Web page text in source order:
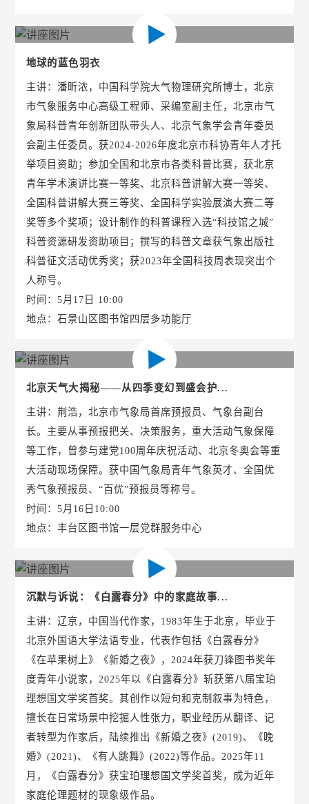
地球的蓝色羽衣
主讲：潘昕浓，中国科学院大气物理研究所博士，北京
市气象服务中心高级工程师、采编室副主任，北京市气
象局科普青年创新团队带头人、北京气象学会青年委员
会副主任委员。获2024-2026年度北京市科协青年人才托
举项目资助；参加全国和北京市各类科普比赛，获北京
青年学术演讲比赛一等奖、北京科普讲解大赛一等奖、
全国科普讲解大赛三等奖、全国科学实验展演大赛二等
奖等多个奖项；设计制作的科普课程入选“科技馆之城”
科普资源研发资助项目；撰写的科普文章获气象出版社
科普征文活动优秀奖；获2023年全国科技周表现突出个
人称号。
时间：5月17日 10:00
地点：石景山区图书馆四层多功能厅
北京天气大揭秘——从四季变幻到盛会护...
主讲：荆浩，北京市气象局首席预报员、气象台副台
长。主要从事预报把关、决策服务，重大活动气象保障
等工作，曾参与建党100周年庆祝活动、北京冬奥会等重
大活动现场保障。获中国气象局青年气象英才、全国优
秀气象预报员、“百优”预报员等称号。
时间：5月16日10:00
地点：丰台区图书馆一层党群服务中心
沉默与诉说：《白露春分》中的家庭故事...
主讲：辽京，中国当代作家，1983年生于北京，毕业于
北京外国语大学法语专业，代表作包括《白露春分》
《在苹果树上》《新婚之夜》，2024年获刀锋图书奖年
度青年小说家，2025年以《白露春分》斩获第八届宝珀
理想国文学奖首奖。其创作以短句和克制叙事为特色，
擅长在日常场景中挖掘人性张力，职业经历从翻译、记
者转型为作家后，陆续推出《新婚之夜》(2019)、《晚
婚》(2021)、《有人跳舞》(2022)等作品。2025年11
月，《白露春分》获宝珀理想国文学奖首奖，成为近年
家庭伦理题材的现象级作品。